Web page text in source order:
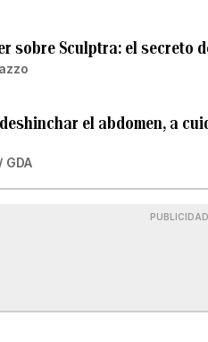
sobre Sculptra: el secreto
el abdomen, a
PUBLICIDAD